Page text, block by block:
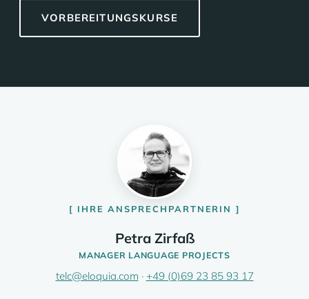
VORBEREITUNGSKURSE
IHRE ANSPRECHPARTNERIN
Petra Zirfaß
MANAGER LANGUAGE PROJECTS
telc@eloquia.com · +49 (0)69 23 85 93 17